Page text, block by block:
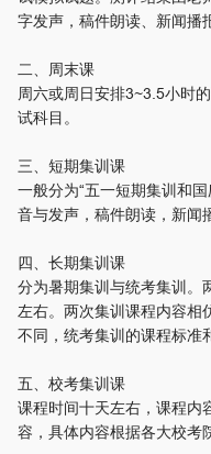
字发声，稿件朗读、新闻播
二、周末课
周六或周日安排3~3.5小时
试科目。
三、短期集训课
一般分为“五一短期集训和
音与发声，稿件朗读，新闻
四、长期集训课
分为暑期集训与统考集训。
左右。两次集训课程内容相
不同，统考集训的课程标准
五、校考集训课
课程时间十天左右，课程内
容，具体内容根据各大校考